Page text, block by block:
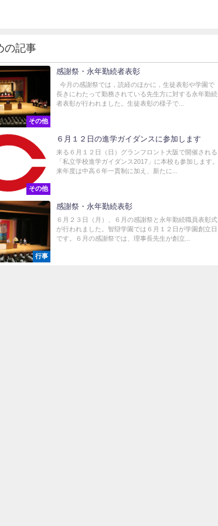
の記事
その他
感謝祭・永年勤続者表彰
今月の感謝祭では，読経のほかに，生徒表彰や学園で
長きにわたって勤務されている先生方に対する永年勤続
者表彰が行われました。生徒表彰の様子で...
その他
６月１２日の進学ガイダンスに参加します
来る６月１２日（日）グランフロント大阪で開催される
「私立学校進学ガイダンス2017」に本校も参加します。
来年度は中高６年一貫制に加え、新たに...
行事
感謝祭・永年勤続表彰
６月２３日（月）、６月の感謝祭と永年勤続職員表彰式
が行われました。智辯学園では６月１２日が学園創立日
です。６月の感謝祭では、理事長先生が創立...